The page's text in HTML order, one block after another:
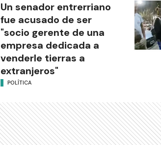
Un senador entrerriano
fue acusado de ser
"socio gerente de una
empresa dedicada a
venderle tierras a
extranjeros"
POLÍTICA